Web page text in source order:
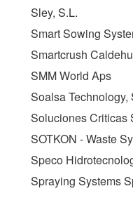
Sley, S.L.
Smart Sowing
Smartcrush
SMM World Aps
Soalsa Technology,
Soluciones Criticas
SOTKON - Waste
Speco
Spraying Systems